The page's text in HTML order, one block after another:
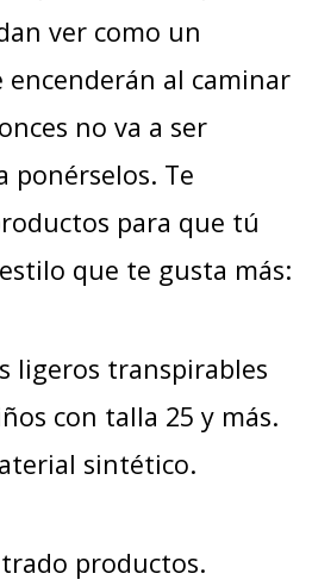
ver como un
encenderán al caminar
no va a ser
ponérselos. Te
para que tú
que te gusta más:
ligeros transpirables
con talla 25 y más.
sintético.
productos.